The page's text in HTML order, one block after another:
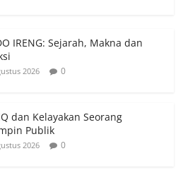
IRENG: Sejarah, Makna dan
2026 0
dan Kelayakan Seorang
Publik
2026 0